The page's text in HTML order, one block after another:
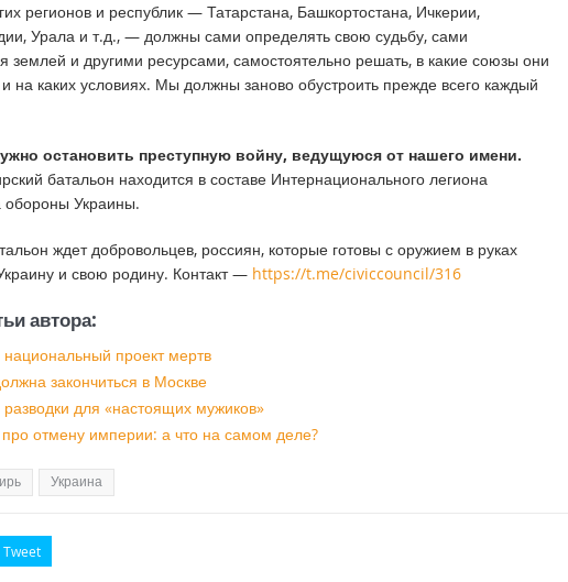
регионов и республик — Татарстана, Башкортостана, Ичкерии,
Урала и т.д., — должны сами определять свою судьбу, сами
землей и другими ресурсами, самостоятельно решать, в какие союзы они
и на каких условиях. Мы должны заново обустроить прежде всего каждый
остановить преступную войну, ведущуюся от нашего имени.
батальон находится в составе Интернационального легиона
обороны Украины.
ждет добровольцев, россиян, которые готовы с оружием в руках
и свою родину. Контакт — https://t.me/civiccouncil/316
автора:
национальный проект мертв
закончиться в Москве
разводки для «настоящих мужиков»
отмену империи: а что на самом деле?
Украина
Tweet